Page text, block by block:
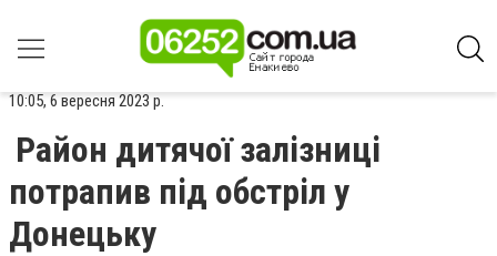
10:05, 6 вересня 2023 р.
Район дитячої залізниці
потрапив під обстріл у
Донецьку